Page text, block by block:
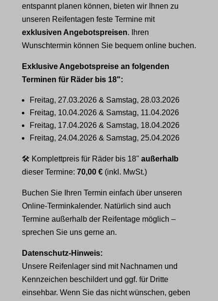
entspannt planen können, bieten wir Ihnen zu
unseren Reifentagen feste Termine mit
exklusiven Angebotspreisen. Ihren
Wunschtermin können Sie bequem online buchen.
Exklusive Angebotspreise an folgenden
Terminen für Räder bis 18":
Freitag, 27.03.2026 & Samstag, 28.03.2026
Freitag, 10.04.2026 & Samstag, 11.04.2026
Freitag, 17.04.2026 & Samstag, 18.04.2026
Freitag, 24.04.2026 & Samstag, 25.04.2026
🛠 Komplettpreis für Räder bis 18" außerhalb
dieser Termine: 70,00 €(inkl. MwSt.)
Buchen Sie Ihren Termin einfach über unseren
Online-Terminkalender. Natürlich sind auch
Termine außerhalb der Reifentage möglich –
sprechen Sie uns gerne an.
Datenschutz-Hinweis:
Unsere Reifenlager sind mit Nachnamen und
Kennzeichen beschildert und ggf. für Dritte
einsehbar. Wenn Sie das nicht wünschen, geben